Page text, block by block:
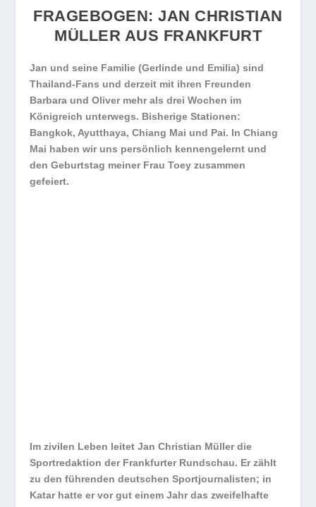
FRAGEBOGEN: JAN CHRISTIAN
MÜLLER AUS FRANKFURT
Jan und seine Familie (Gerlinde und Emilia) sind
Thailand-Fans und derzeit mit ihren Freunden
Barbara und Oliver mehr als drei Wochen im
Königreich unterwegs. Bisherige Stationen:
Bangkok, Ayutthaya, Chiang Mai und Pai. In Chiang
Mai haben wir uns persönlich kennengelernt und
den Geburtstag meiner Frau Toey zusammen
gefeiert.
Im zivilen Leben leitet Jan Christian Müller die
Sportredaktion der Frankfurter Rundschau. Er zählt
zu den führenden deutschen Sportjournalisten; in
Katar hatte er vor gut einem Jahr das zweifelhafte